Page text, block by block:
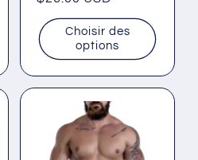
habituel
Choisir des
options